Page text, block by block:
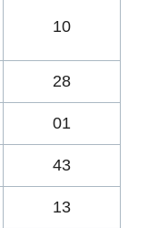
10
28
01
43
13